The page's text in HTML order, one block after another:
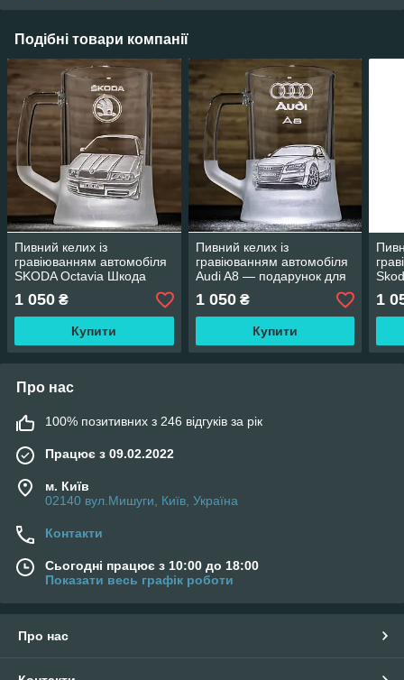
Подібні товари компанії
Пивний келих із
гравіюванням автомобіля
SKODA Octavia Шкода
Октавія — подарунок для
автолюбителя
1 050 ₴
Купити
Пивний келих із
гравіюванням автомобіля
Audi A8 — подарунок для
автолюбителя
1 050₴
Купити
1
Про нас
100% позитивних з 246 відгуків за рік
Працює з 09.02.2022
м. Київ
02140 вул.Мишуги, Київ, Україна
Контакти
Сьогодні працює з 10:00 до 18:00
Показати весь графік роботи
Про нас